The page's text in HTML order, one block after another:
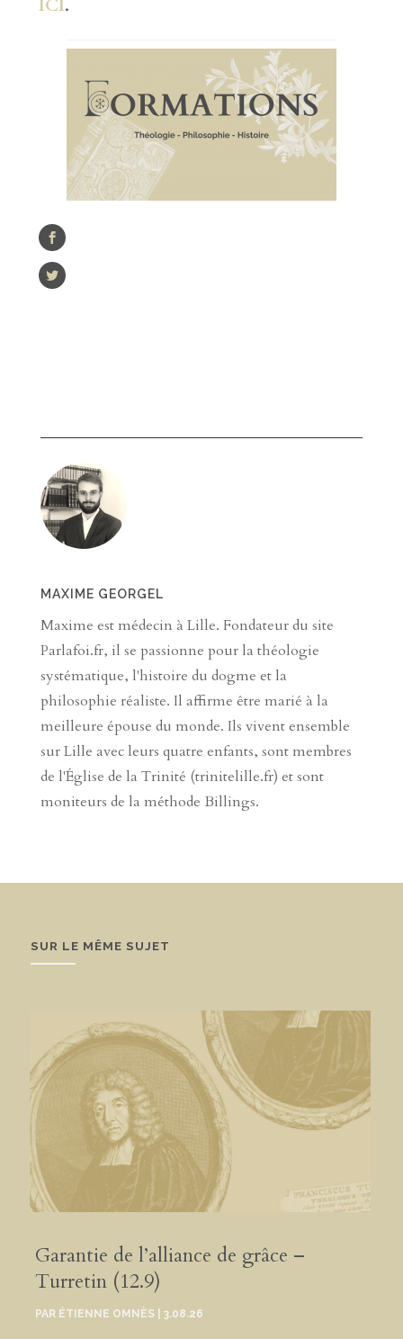
MAXIME GEORGEL
Maxime est médecin à Lille. Fondateur du site
Parlafoi.fr, il se passionne pour la théologie
systématique, l'histoire du dogme et la
philosophie réaliste. Il affirme être marié à la
meilleure épouse du monde. Ils vivent ensemble
sur Lille avec leurs quatre enfants, sont membres
de l'Église de la Trinité (trinitelille.fr) et sont
moniteurs de la méthode Billings.
SUR LE MÊME SUJET
Garantie de l’alliance de grâce –
Turretin (12.9)
PAR ÉTIENNE OMNÈS |3.08.26